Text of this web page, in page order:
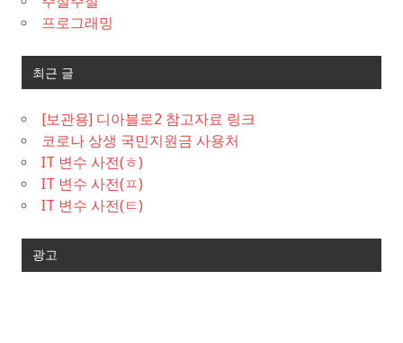
프로그래밍
최근 글
[보관용] 디아블로2 참고자료 링크
코로나 상생 국민지원금 사용처
IT 변수 사전(ㅎ)
IT 변수 사전(ㅍ)
IT 변수 사전(ㅌ)
광고